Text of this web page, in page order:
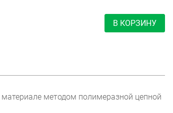
В КОРЗИНУ
методом полимеразной цепной